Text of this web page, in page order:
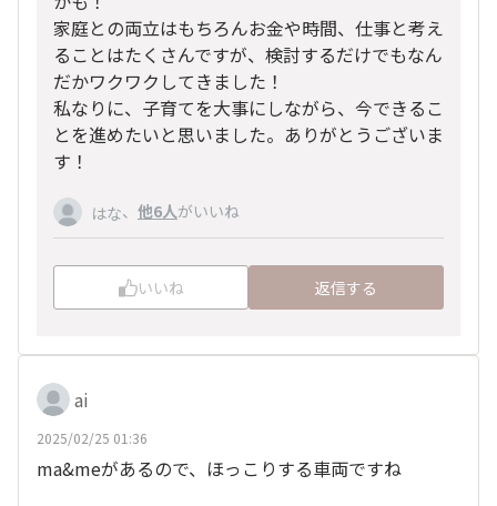
家庭との両立はもちろんお金や時間、仕事と考え
ることはたくさんですが、検討するだけでもなん
だかワクワクしてきました！
私なりに、子育てを大事にしながら、今できるこ
とを進めたいと思いました。ありがとうございま
す！
はな、 他6人がいいね
いいね 返信する
ai
2025/02/25 01:36
ma&meがあるので、ほっこりする車両ですね